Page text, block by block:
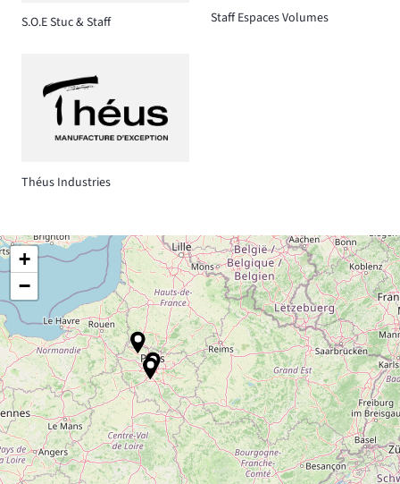
S.O.E Stuc & Staff Staff Espaces Volumes
Théus Industries
+
−